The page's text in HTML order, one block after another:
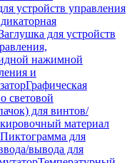
устройств управления
для устройств
нажимной
и
Графическая
световой
для винтов/
материал
Пиктограмма для
вывода для